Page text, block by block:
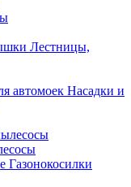
Лестницы,
Насадки и
Газонокосилки